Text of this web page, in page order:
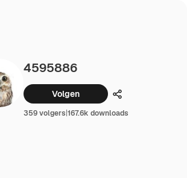
4595886
Volgen Delen
359 volgers|167.6k downloads